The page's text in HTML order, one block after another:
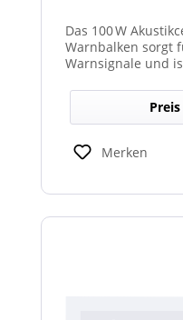
Das 100 W
Warnbalken sorgt
Warnsignale und
erhältlich.
Merken